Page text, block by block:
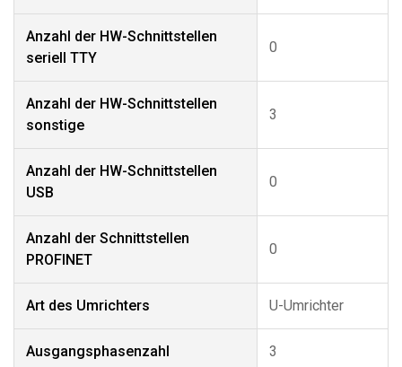
Anzahl der HW-Schnittstellen
seriell TTY
0
Anzahl der HW-Schnittstellen
sonstige
3
Anzahl der HW-Schnittstellen
USB
0
Anzahl der Schnittstellen
PROFINET
0
Art des Umrichters U-Umrichter
Ausgangsphasenzahl 3